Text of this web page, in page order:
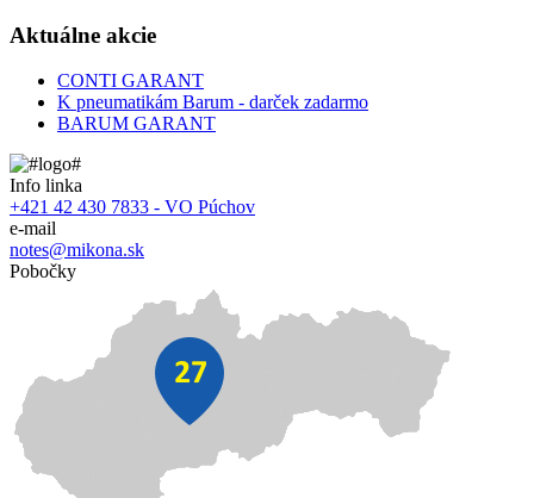
Aktuálne akcie
CONTI GARANT
K pneumatikám Barum - darček zadarmo
BARUM GARANT
Info linka
+421 42 430 7833 - VO Púchov
e-mail
notes@mikona.sk
Pobočky